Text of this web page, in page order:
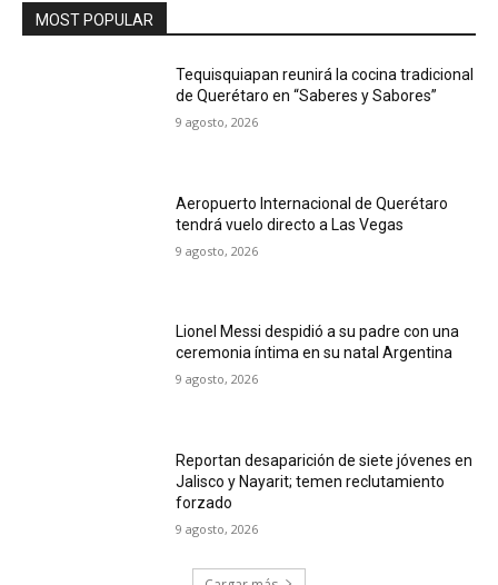
MOST POPULAR
Tequisquiapan reunirá la cocina tradicional
de Querétaro en “Saberes y Sabores”
9 agosto, 2026
Aeropuerto Internacional de Querétaro
tendrá vuelo directo a Las Vegas
9 agosto, 2026
Lionel Messi despidió a su padre con una
ceremonia íntima en su natal Argentina
9 agosto, 2026
Reportan desaparición de siete jóvenes en
Jalisco y Nayarit; temen reclutamiento
forzado
9 agosto, 2026